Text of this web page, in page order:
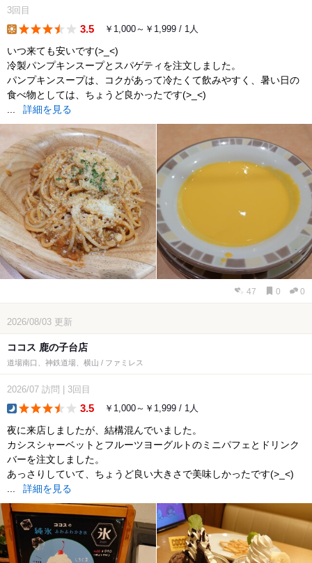
3回目
3.5 ￥1,000～￥1,999 / 1人
いつ来ても安いです(>_<)
冷製パンプキンスープとスパゲティを注文しました。
パンプキンスープは、コクがあって冷たくて飲みやすく、暑い日の
食べ物としては、ちょうど良かったです(>_<)
詳細を見る
47 0 0
2026/08/03 更新
ココス 鹿の子台店
道場南口、神鉄道場、横山 / ファミレス
2026/07 訪問 3回目
3.5 ￥1,000～￥1,999 / 1人
夜に来店しましたが、結構混んでいました。
カシスシャーベットとフルーツヨーグルトのミニパフェとドリンク
バーを注文しました。
あっさりしていて、ちょうど良い大きさで美味しかったです(>_<)
...
詳細を見る